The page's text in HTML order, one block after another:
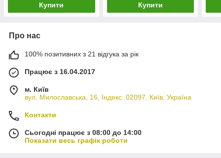
Купити Купити
Про нас
100% позитивних з 21 відгука за рік
Працює з 16.04.2017
м. Київ
вул. Милославська, 16, Індекс: 02097, Київ, Україна
Контакти
Сьогодні працює з 08:00 до 14:00
Показати весь графік роботи